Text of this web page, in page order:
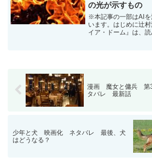
の光が示すもの
※本記事の一部はAI
います。はじめに辻
イア・ドーム』は、読
漫画 魔女と傭兵 第
タバレ 最新話
少年と犬 映画化 ネタバレ 最後、犬
はどうなる？